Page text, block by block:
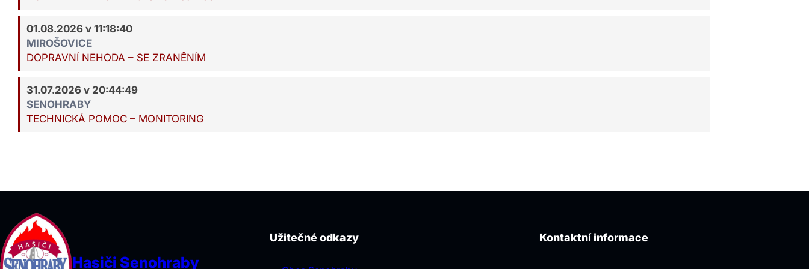
01.08.2026 v 11:18:40
MIROŠOVICE
DOPRAVNÍ NEHODA – SE ZRANĚNÍM
31.07.2026 v 20:44:49
SENOHRABY
TECHNICKÁ POMOC – MONITORING
Hasiči Senohraby
Užitečné odkazy Kontaktní informace